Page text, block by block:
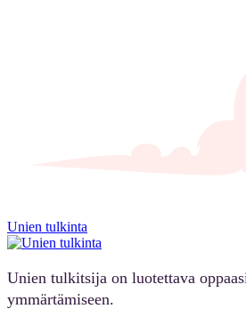
Unien tulkinta
Unien tulkitsija on luotettava
ymmärtämiseen.